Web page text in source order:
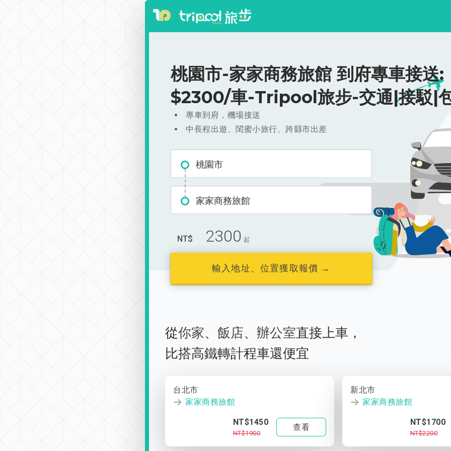
桃園市-家家商務旅館 到府專車接送:
$2300/車-Tripool旅步-交通|接駁|
專車到府，機場接送
中長程出遊、閨蜜小旅行、跨縣市出差
桃園市
家家商務旅館
NT$ 2300 起
輸入地址、位置獲取報價 →
從你家、 飯店、 辦公室直接上車，
比搭高鐵轉計程車還便宜
台北市
家家商務旅館
NT$1450
NT$1900
查看
新北市
家家商務旅館
NT$1700
NT$2200